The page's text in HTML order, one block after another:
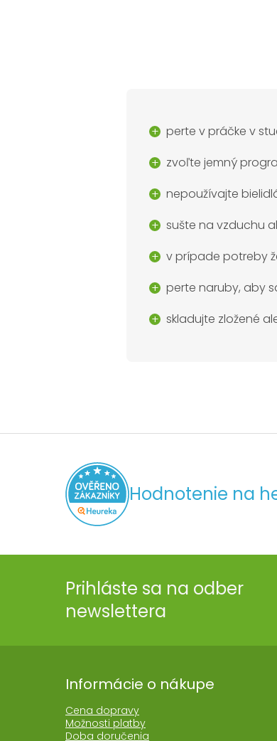
perte v práčke v
zvoľte jemný
nepoužívajte
sušte na vzduchu
v prípade potreby
perte naruby, aby
skladujte zložené
Hodnotenie na
Prihláste sa na odber
newslettera
Informácie o nákupe
Cena dopravy
Možnosti platby
Doba doručenia